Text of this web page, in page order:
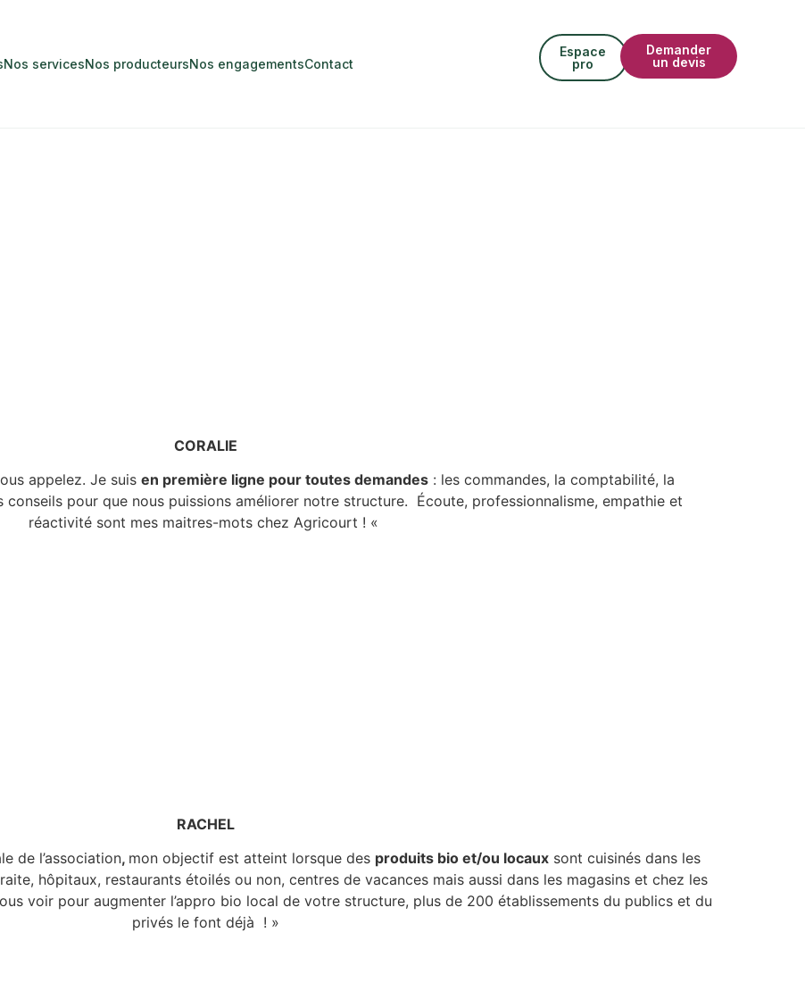
Nos servicesNos producteursNos engagementsContact
Espace
pro
Demander
un devis
CORALIE
appelez. Je suis en première ligne pour toutes demandes: les commandes, la comptabilité, la
pour que nous puissions améliorer notre structure. Écoute, professionnalisme, empathie et
réactivité sont mes maitres-mots chez Agricourt ! «
RACHEL
de l’association, mon objectif est atteint lorsque des produits bio et/ou locauxsont cuisinés dans les
hôpitaux, restaurants étoilés ou non, centres de vacances mais aussi dans les magasins et chez les
voir pour augmenter l’appro bio local de votre structure, plus de 200 établissements du publics et du
privés le font déjà ! »